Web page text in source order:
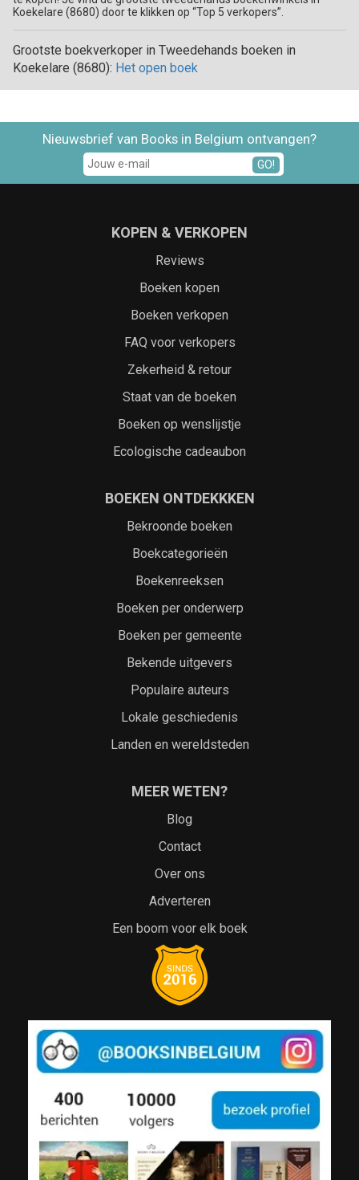
Koekelare (8680) door te klikken op “Top 5 verkopers”.
Grootste boekverkoper in Tweedehands boeken in
Koekelare (8680): Het open boek
Nieuwsbrief van Books in Belgium ontvangen?
GO!
KOPEN & VERKOPEN
Reviews
Boeken kopen
Boeken verkopen
FAQ voor verkopers
Zekerheid & retour
Staat van de boeken
Boeken op wenslijstje
Ecologische cadeaubon
BOEKEN ONTDEKKKEN
Bekroonde boeken
Boekcategorieën
Boekenreeksen
Boeken per onderwerp
Boeken per gemeente
Bekende uitgevers
Populaire auteurs
Lokale geschiedenis
Landen en wereldsteden
MEER WETEN?
Blog
Contact
Over ons
Adverteren
Een boom voor elk boek